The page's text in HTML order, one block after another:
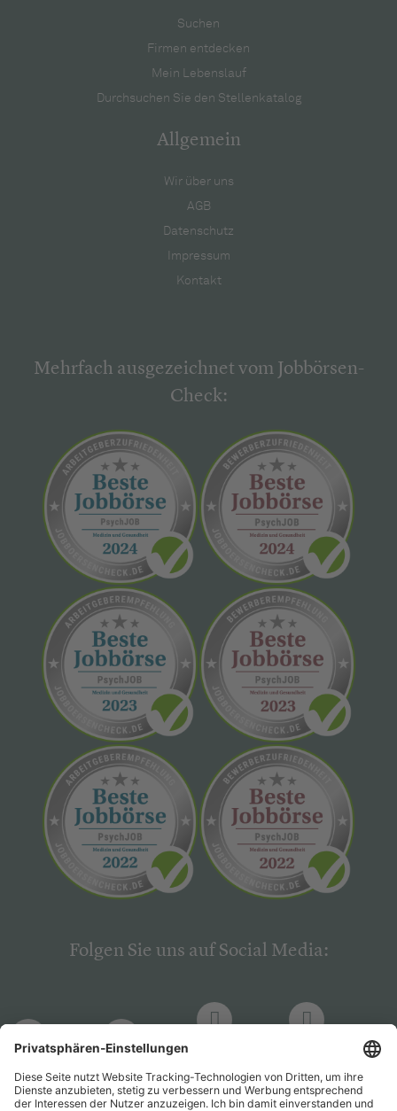
Suchen
Firmen entdecken
Mein Lebenslauf
Durchsuchen Sie den Stellenkatalog
Allgemein
Wir über uns
AGB
Datenschutz
Impressum
Kontakt
Mehrfach ausgezeichnet vom Jobbörsen-
Check:
Folgen Sie uns auf Social Media:
PsychJOB PsychJOB
Hogrefe Hogrefe